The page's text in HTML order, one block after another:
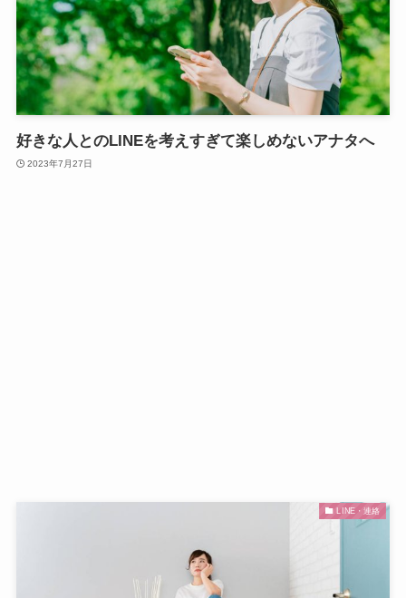
好きな人とのLINEを考えすぎて楽しめないアナタへ
2023年7月27日
LINE・連絡